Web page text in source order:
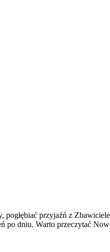
przyjaźń z
po dniu. Warto przeczytać